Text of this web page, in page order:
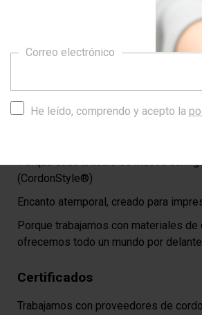
Identidad y confianza
En CordónStyle diseñamos
diseños, siempre utilizando los
Porque cada artículo se mueve
(CordonStyle®)
Encanto atemporal, creado para
Porque trabajamos con materiales
ofrecemos todo un mundo por delante
Certificados
Trabajamos con proveedores de
Correo electrónico
He leído, comprendo y acepto la